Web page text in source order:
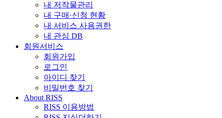
내 저작물관리
내 구매·신청 현황
내 서비스 사용권한
내 관심 DB
회원서비스
회원가입
로그인
아이디 찾기
비밀번호 찾기
About RISS
RISS 이용방법